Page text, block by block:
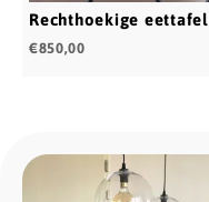
Rechthoekige eettafel
€850,00